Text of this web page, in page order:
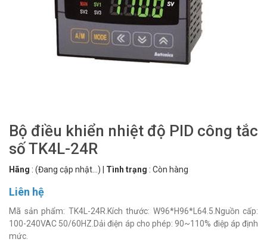
Bộ điều khiển nhiệt độ PID công tắc
số TK4L-24R
Hãng : (Đang cập nhật...) Tình trạng : Còn hàng
Liên hệ
Mã sản phẩm: TK4L-24R.Kích thước: W96*H96*L64.5.Nguồn cấp:
100-240VAC 50/60HZ.Dải điện áp cho phép: 90~110% điệp áp định
mức.